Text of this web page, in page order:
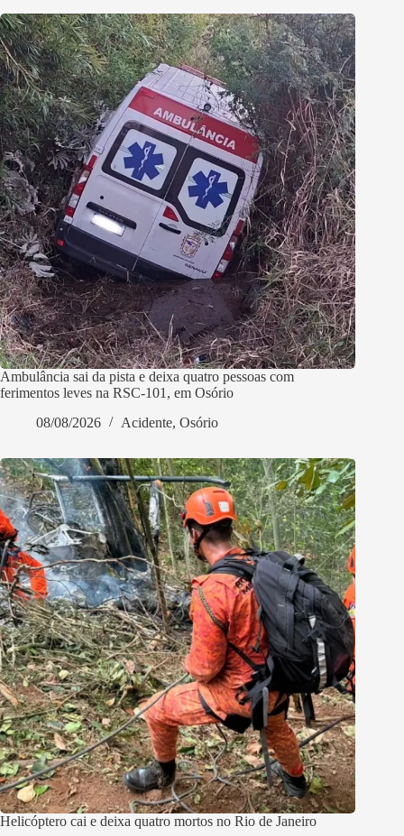
Ambulância sai da pista e deixa quatro pessoas com
ferimentos leves na RSC-101, em Osório
08/08/2026
Acidente, Osório
Helicóptero cai e deixa quatro mortos no Rio de Janeiro